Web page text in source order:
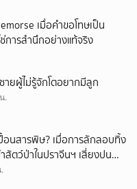
เมื่อคำขอโทษเป็น
การสำนึกอย่างแท้จริง
ายผู้ไม่รู้จักโตอยากมีลูก
.
ปื้อนสารพิษ? เมื่อการลักลอบทิ้ง
สัตว์ป่าในปราจีนฯ เสี่ยงปน